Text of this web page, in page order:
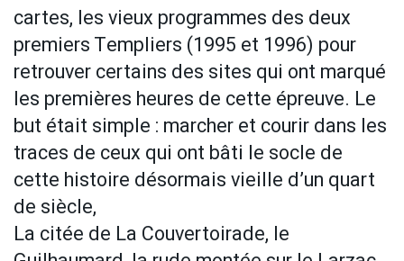
cartes, les vieux programmes des deux
premiers Templiers (1995 et 1996) pour
retrouver certains des sites qui ont marqué
les premières heures de cette épreuve. Le
but était simple : marcher et courir dans les
traces de ceux qui ont bâti le socle de
cette histoire désormais vieille d’un quart
de siècle,
La citée de La Couvertoirade, le